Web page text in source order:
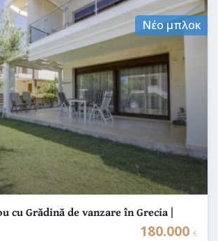
Νέο μπλοκ
cu Grădină de vanzare în Grecia |
Kavala 180.000 €